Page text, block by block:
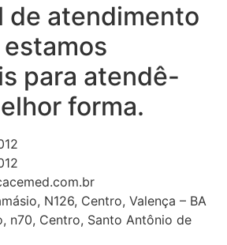
de atendimento
para atendê-
forma.
N126, Centro, Valença – BA
n70, Centro, Santo Antônio de